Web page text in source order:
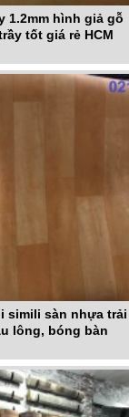
1.2mm hình giả gỗ
tốt giá rẻ HCM
simili sàn nhựa trải
lông, bóng bàn